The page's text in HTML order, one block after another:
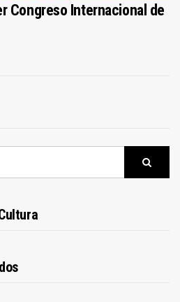
Congreso Internacional de